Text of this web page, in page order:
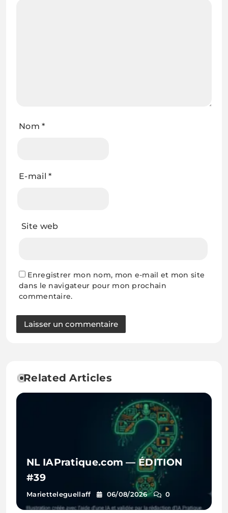
Nom*
E-mail*
Site web
Enregistrer mon nom, mon e-mail et mon site
dans le navigateur pour mon prochain
commentaire.
Related Articles
NL IAPratique.com — ÉDITION
#39
Marietteleguellaff 06/08/2026 0